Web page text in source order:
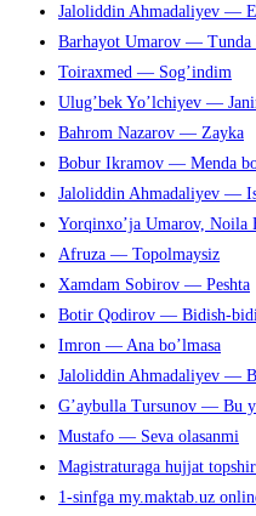
Jaloliddin Ahmadaliyev —
Barhayot Umarov — Tunda
Toiraxmed — Sog’indim
Ulug’bek Yo’lchiyev —
Bahrom Nazarov — Zayka
Bobur Ikramov — Menda
Jaloliddin Ahmadaliyev —
Yorqinxo’ja Umarov,
Afruza — Topolmaysiz
Xamdam Sobirov — Peshta
Botir Qodirov — Bidish-
Imron — Ana bo’lmasa
Jaloliddin Ahmadaliyev —
G’aybulla Tursunov — Bu
Mustafo — Seva olasanmi
Magistraturaga hujjat
1-sinfga my.maktab.uz